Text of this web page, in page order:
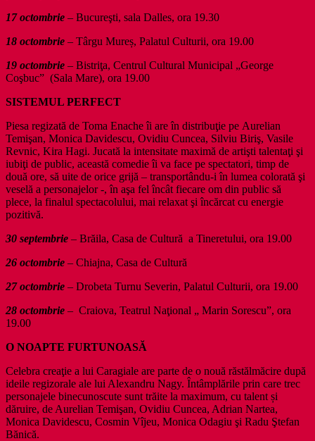
17 octombrie – Bucureşti, sala Dalles, ora 19.30
18 octombrie – Târgu Mureș, Palatul Culturii, ora 19.00
19 octombrie – Bistriţa, Centrul Cultural Municipal „George
Coşbuc” (Sala Mare), ora 19.00
SISTEMUL PERFECT
Piesa regizată de Toma Enache îi are în distribuţie pe Aurelian
Temişan, Monica Davidescu, Ovidiu Cuncea, Silviu Biriş, Vasile
Revnic, Kira Hagi. Jucată la intensitate maximă de artişti talentaţi şi
iubiţi de public, această comedie îi va face pe spectatori, timp de
două ore, să uite de orice grijă – transportându-i în lumea colorată şi
veselă a personajelor -, în aşa fel încât fiecare om din public să
plece, la finalul spectacolului, mai relaxat şi încărcat cu energie
pozitivă.
30 septembrie – Brăila, Casa de Cultură a Tineretului, ora 19.00
26 octombrie – Chiajna, Casa de Cultură
27 octombrie – Drobeta Turnu Severin, Palatul Culturii, ora 19.00
28 octombrie – Craiova, Teatrul Naţional „ Marin Sorescu”, ora
19.00
O NOAPTE FURTUNOASĂ
Celebra creaţie a lui Caragiale are parte de o nouă răstălmăcire după
ideile regizorale ale lui Alexandru Nagy. Întâmplările prin care trec
personajele binecunoscute sunt trăite la maximum, cu talent și
dăruire, de Aurelian Temişan, Ovidiu Cuncea, Adrian Nartea,
Monica Davidescu, Cosmin Vîjeu, Monica Odagiu şi Radu Ştefan
Bănică.